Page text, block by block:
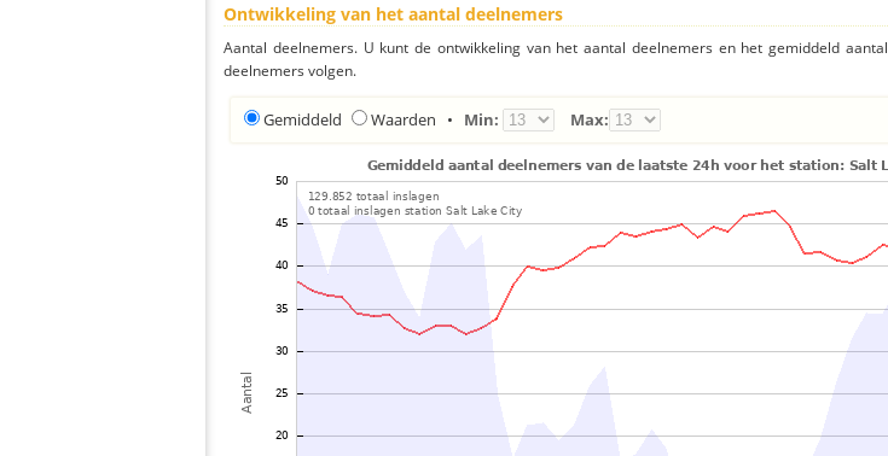
Ontwikkeling van het aantal deelnemers
Aantal deelnemers. U kunt de ontwikkeling van het aantal deelnemers en het gemiddeld aantal
deelnemers volgen.
Gemiddeld Waarden • Min: Max: